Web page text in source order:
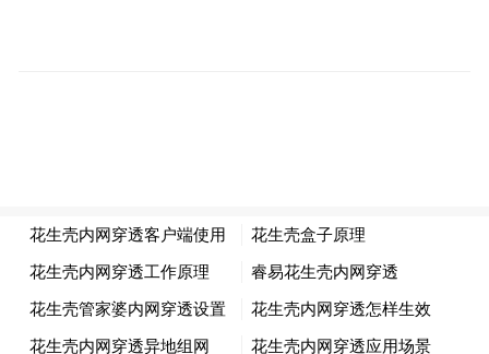
目重要节点工程，坐落于洪城路与十字街交
叉口西侧，介于王府井购物中心和皇冠酒店
之间。该天桥总长44.6米，宽4米，每侧各布
置一座梯道和一部垂直电梯。